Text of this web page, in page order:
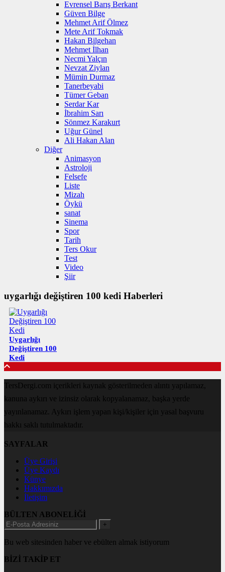
Evrensel Barış Berkant
Güven Bilge
Mehmet Arif Ölmez
Mete Arif Tokmak
Hakan Bilgehan
Mehmet İlhan
Necmi Yalçın
Nevzat Ziylan
Mümin Durmaz
Tanerbeyabi
Tümer Geban
Serdar Kar
İbrahim Sarı
Sönmez Karakurt
Uğur Günel
Ali Hakan Alan
Diğer
Animasyon
Astroloji
Felsefe
Liste
Mizah
Öykü
sanat
Sinema
Spor
Tarih
Ters Okur
Test
Video
Şiir
uygarlığı değiştiren 100 kedi Haberleri
Uygarlığı
Değiştiren 100
Kedi
TersDergi.com içerikleri kaynak gösterilmeden alıntı yapılamaz,
kanuna aykırı ve izinsiz olarak kopyalanamaz, başka yerde
yayınlanamaz. Aykırı işlem yapan kişi/kişiler için yasal başvuru
hakkı saklı tutulmaktadır.
SAYFALAR
Üye Girişi
Üye Kaydı
Künye
Hakkımızda
İletişim
BÜLTEN ABONELİĞİ
+
Bu web sitesinden haber ve ebülten almak istiyorum
BİZİ TAKİP ET